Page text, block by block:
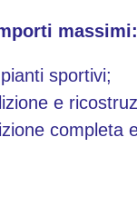
massimi:
sportivi;
e
completa